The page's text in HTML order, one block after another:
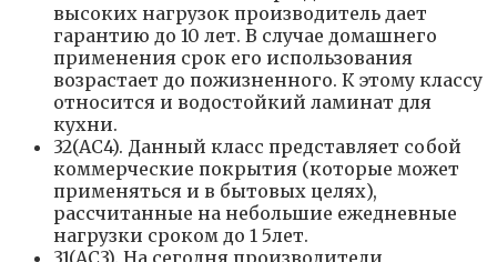
высоких нагрузок производитель дает
гарантию до 10 лет. В случае домашнего
применения срок его использования
возрастает до пожизненного. К этому классу
относится и водостойкий ламинат для
кухни.
32(AC4). Данный класс представляет собой
коммерческие покрытия (которые может
применяться и в бытовых целях),
рассчитанные на небольшие ежедневные
нагрузки сроком до 1 5лет.
31(AC3). На сегодня производители